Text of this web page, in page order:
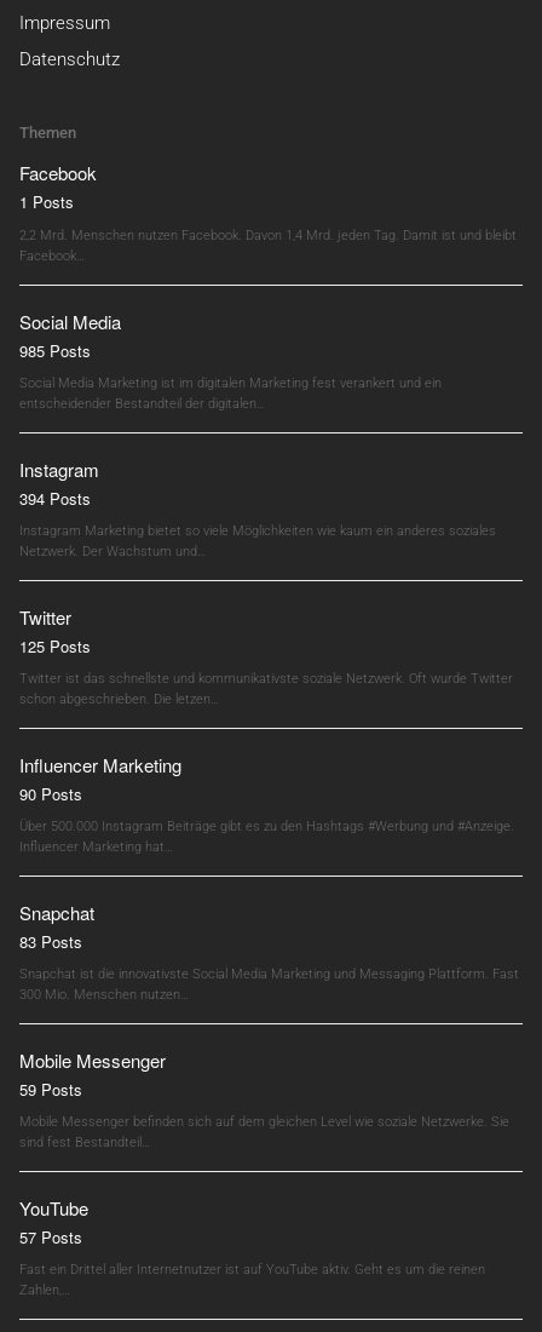
Impressum
Datenschutz
Themen
Facebook
1 Posts
2,2 Mrd. Menschen nutzen Facebook. Davon 1,4 Mrd. jeden Tag. Damit ist und bleibt
Facebook…
Social Media
985 Posts
Social Media Marketing ist im digitalen Marketing fest verankert und ein
entscheidender Bestandteil der digitalen…
Instagram
394 Posts
Instagram Marketing bietet so viele Möglichkeiten wie kaum ein anderes soziales
Netzwerk. Der Wachstum und…
Twitter
125 Posts
Twitter ist das schnellste und kommunikativste soziale Netzwerk. Oft wurde Twitter
schon abgeschrieben. Die letzen…
Influencer Marketing
90 Posts
Über 500.000 Instagram Beiträge gibt es zu den Hashtags #Werbung und #Anzeige.
Influencer Marketing hat…
Snapchat
83 Posts
Snapchat ist die innovativste Social Media Marketing und Messaging Plattform. Fast
300 Mio. Menschen nutzen…
Mobile Messenger
59 Posts
Mobile Messenger befinden sich auf dem gleichen Level wie soziale Netzwerke. Sie
sind fest Bestandteil…
YouTube
57 Posts
Fast ein Drittel aller Internetnutzer ist auf YouTube aktiv. Geht es um die reinen
Zahlen,…